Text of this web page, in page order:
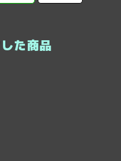
た商品